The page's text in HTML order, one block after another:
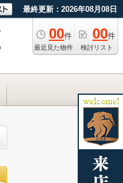
最終更新：2026年08月08日
00件
最近見た物件
00件
検討リスト